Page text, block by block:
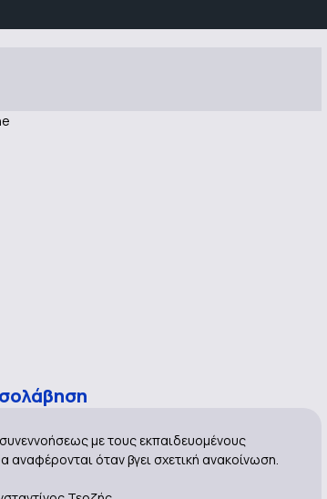
με τους εκπαιδευομένους
όταν βγει σχετική ανακοίνωση.